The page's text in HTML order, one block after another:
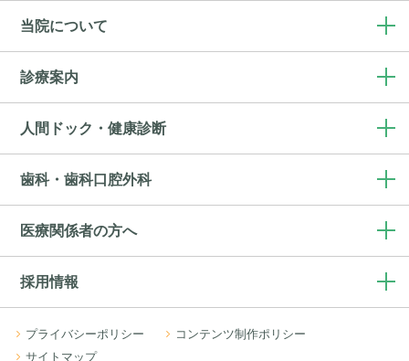
当院について
診療案内
人間ドック・健康診断
歯科・歯科口腔外科
医療関係者の方へ
採用情報
プライバシーポリシー
コンテンツ制作ポリシー
サイトマップ